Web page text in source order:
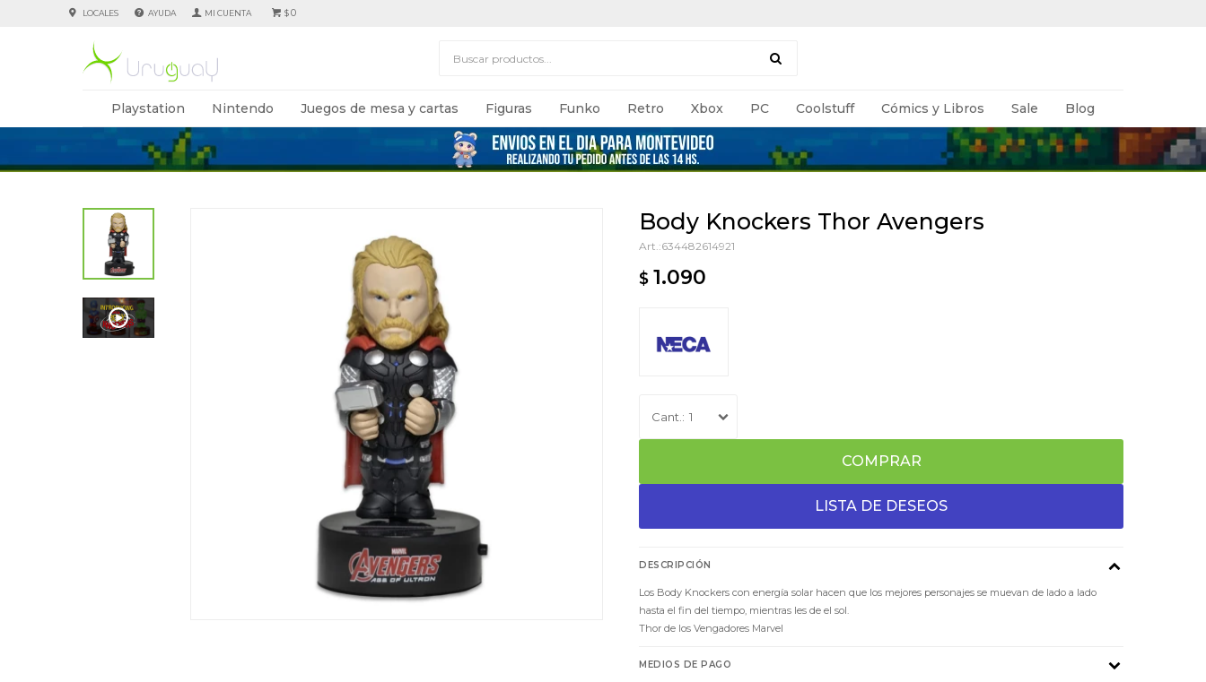
Playstation Nintendo Juegos de mesa y cartas Figuras Funko Retro Xbox PC Coolstuff Cómics y Libros Sale Blog
$0
LOCALES AYUDA
Body Knockers Thor Avengers
634482614921
$ 1.090
1
COMPRAR
DESCRIPCIÓN
Los Body Knockers con energía solar hacen que los mejores personajes se muevan de lado a lado
hasta el fin del tiempo, mientras les de el sol.
Thor de los Vengadores Marvel
MEDIOS DE PAGO